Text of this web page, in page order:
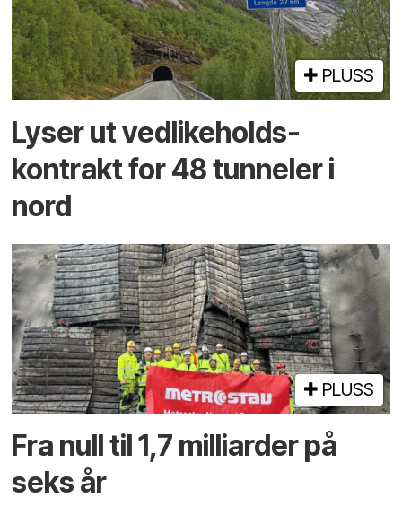
PLUSS
Lyser ut vedlikeholds­
kontrakt for 48 tunneler i
nord
PLUSS
Fra null til 1,7 milliarder på
seks år